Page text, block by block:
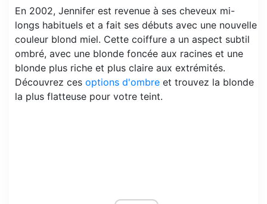
En 2002, Jennifer est revenue à ses cheveux mi-
longs habituels et a fait ses débuts avec une nouvelle
couleur blond miel. Cette coiffure a un aspect subtil
ombré, avec une blonde foncée aux racines et une
blonde plus riche et plus claire aux extrémités.
Découvrez ces options d'ombre et trouvez la blonde
la plus flatteuse pour votre teint.